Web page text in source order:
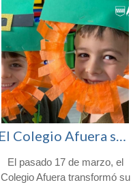
El Colegio Afuera se viste de verde para celebrar San Patricio
El pasado 17 de marzo, el
Colegio Afuera transformó su